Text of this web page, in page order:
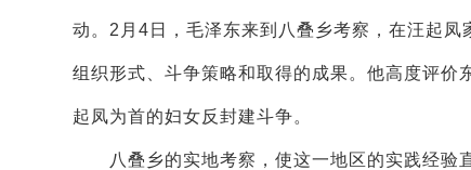
动。2月4日，毛泽东来到八叠乡考察，在汪起凤
组织形式、斗争策略和取得的成果。他高度评价
起凤为首的妇女反封建斗争。
八叠乡的实地考察，使这一地区的实践经验